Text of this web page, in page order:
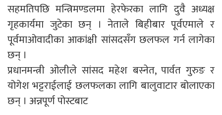
सहमतिपछि मन्त्रिमण्डलमा हेरफेरका लागि दुवै अध्यक्ष
गृहकार्यमा जुटेका छन् । नेताले बिहीबार पूर्वएमाले र
पूर्वमाओवादीका आकांक्षी सांसदसँग छलफल गर्न लागेका
छन् ।
प्रधानमन्त्री ओलीले सांसद महेश बस्नेत, पार्वत गुरुङ र
योगेश भट्टराईलाई छलफलका लागि बालुवाटार बोलाएका
छन् । अन्नपूर्ण पोस्टबाट